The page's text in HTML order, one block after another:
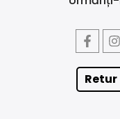
Retur